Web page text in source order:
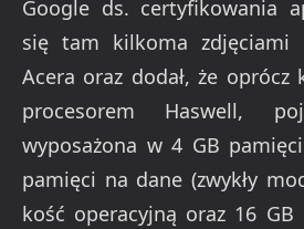
Google ds. certyfikowania
się tam kilkoma zdjęciami
Acera oraz dodał, że oprócz
procesorem Haswell,
wyposażona w 4 GB
pamięci na dane (zwykły
kość operacyjną oraz 16